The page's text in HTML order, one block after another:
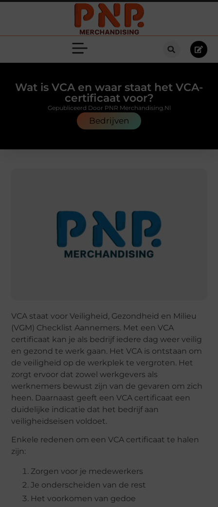
Wat is VCA en waar staat het VCA-
certificaat voor?
Bedrijven
Gepubliceerd Door PNR Merchandising.nl
VCA staat voor Veiligheid, Gezondheid en Milieu
(VGM) Checklist Aannemers. Met een VCA
certificaat kan je als bedrijf iedere dag weer veilig
en gezond te werk gaan. Het VCA is ontstaan om
de veiligheid op de werkplek te vergroten. Het
zorgt ervoor dat zowel werkgevers als
werknemers bewust zijn van de gevaren om zich
heen. Daarnaast geeft een VCA certificaat een
duidelijke indicatie dat het bedrijf aan
veiligheidseisen voldoet.
Enkele redenen om een VCA certificaat te halen
zijn:
Zorgen voor je medewerkers
Je onderscheiden van de rest
Het voorkomen van gedoe